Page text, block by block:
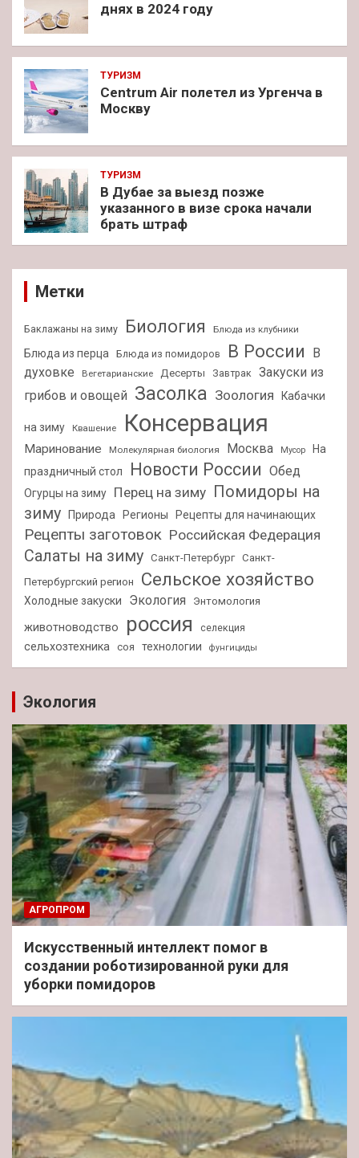
днях в 2024 году
ТУРИЗМ
Centrum Air полетел из Ургенча в
Москву
ТУРИЗМ
В Дубае за выезд позже
указанного в визе срока начали
брать штраф
Метки
Баклажаны на зиму Биология Блюда из клубники
Блюда из перца Блюда из помидоров В России
В
духовке
Вегетарианские Десерты Завтрак Закуски из
грибов и овощей Засолка Зоология Кабачки
на зиму Квашение Консервация
Маринование Молекулярная биология Москва Мусор
На
праздничный стол
Новости России Обед
Огурцы на зиму Перец на зиму Помидоры на
зиму
Природа Регионы Рецепты для начинающих
Рецепты заготовок Российская Федерация
Салаты на зиму Санкт-Петербург Санкт-
Петербургский регион
Сельское хозяйство
Холодные закуски Экология Энтомология
животноводство россия селекция
сельхозтехника соя технологии фунгициды
Экология
АГРОПРОМ
Искусственный интеллект помог в
создании роботизированной руки для
уборки помидоров